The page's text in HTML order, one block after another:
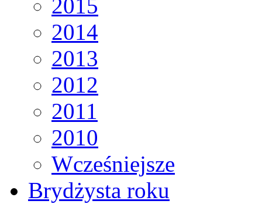
2015
2014
2013
2012
2011
2010
Wcześniejsze
Brydżysta roku